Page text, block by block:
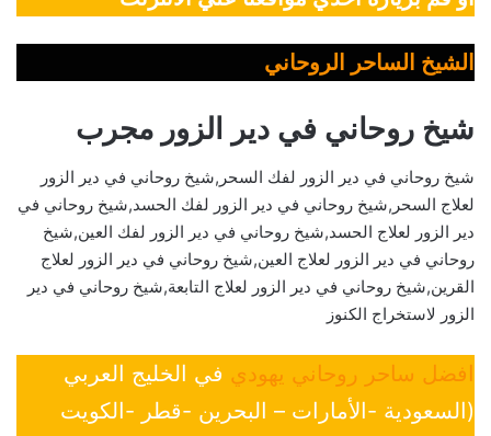
الشيخ الساحر الروحاني
شيخ روحاني في دير الزور مجرب
شيخ روحاني في دير الزور لفك السحر,شيخ روحاني في دير الزور
لعلاج السحر,شيخ روحاني في دير الزور لفك الحسد,شيخ روحاني في
دير الزور لعلاج الحسد,شيخ روحاني في دير الزور لفك العين,شيخ
روحاني في دير الزور لعلاج العين,شيخ روحاني في دير الزور لعلاج
القرين,شيخ روحاني في دير الزور لعلاج التابعة,شيخ روحاني في دير
الزور لاستخراج الكنوز
افضل ساحر روحاني يهودي في الخليج العربي
(السعودية -الأمارات – البحرين -قطر -الكويت